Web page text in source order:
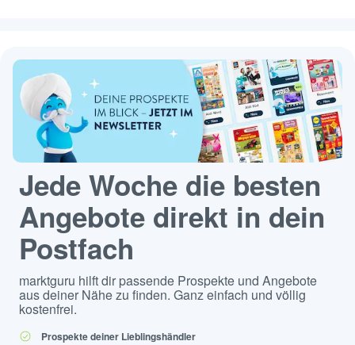
Jede Woche die besten
Angebote direkt in dein
Postfach
marktguru hilft dir passende Prospekte und Angebote
aus deiner Nähe zu finden. Ganz einfach und völlig
kostenfrei.
Prospekte deiner Lieblingshändler